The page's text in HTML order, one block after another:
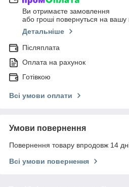
Ви отримаєте замовлення
або гроші повернуться на вашу
Детальніше
Післяплата
Оплата на рахунок
Готівкою
Всі умови оплати
Умови повернення
Повернення товару впродовж 14
Всі умови повернення